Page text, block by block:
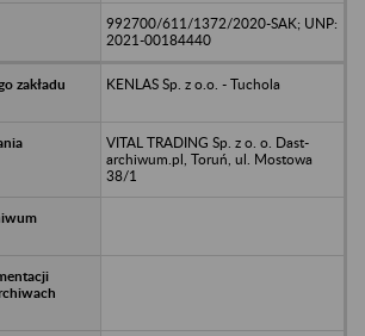
992700/611/1372/2020-SAK; UNP:
2021-00184440
KENLAS Sp. z o.o. - Tuchola
VITAL TRADING Sp. z o. o. Dast-
archiwum.pl, Toruń, ul. Mostowa
38/1